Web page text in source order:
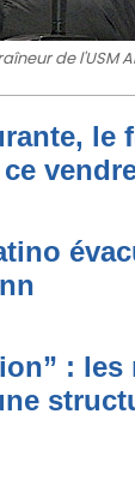
de l'USM
le
: les